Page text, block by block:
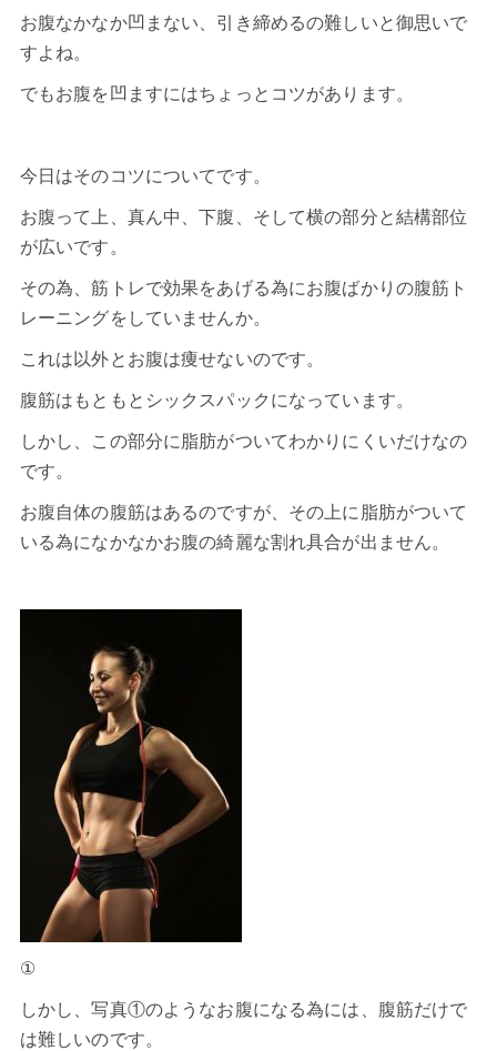
お腹なかなか凹まない、引き締めるの難しいと御思いで
すよね。
でもお腹を凹ますにはちょっとコツがあります。
今日はそのコツについてです。
お腹って上、真ん中、下腹、そして横の部分と結構部位
が広いです。
その為、筋トレで効果をあげる為にお腹ばかりの腹筋ト
レーニングをしていませんか。
これは以外とお腹は痩せないのです。
腹筋はもともとシックスパックになっています。
しかし、この部分に脂肪がついてわかりにくいだけなの
です。
お腹自体の腹筋はあるのですが、その上に脂肪がついて
いる為になかなかお腹の綺麗な割れ具合が出ません。
①
しかし、写真①のようなお腹になる為には、腹筋だけで
は難しいのです。